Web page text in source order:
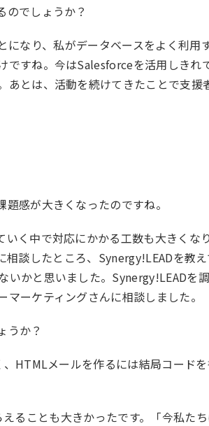
でしょうか？
なり、私がデータベースをよく利用
ですね。今はSalesforceを活用しきれ
あとは、活動を続けてきたことで支援
感が大きくなったのですね。
く中で対応にかかる工数も大きくな
談したところ、Synergy!LEADを教え
いかと思いました。Synergy!LEADを
ーケティングさんに相談しました。
うか？
HTMLメールを作るには結局コードを
ることも大きかったです。「今私た